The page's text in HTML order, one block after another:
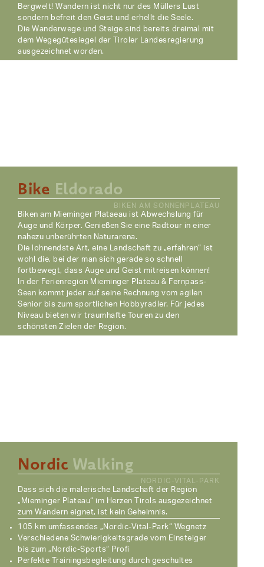
Bergwelt! Wandern ist nicht nur des Müllers Lust
sondern befreit den Geist und erhellt die Seele.
Die Wanderwege und Steige sind bereits dreimal mit
dem Wegegütesiegel der Tiroler Landesregierung
ausgezeichnet worden.
Bike Eldorado
BIKEN AM SONNENPLATEAU
Biken am Mieminger Plataeau ist Abwechslung für
Auge und Körper. Genießen Sie eine Radtour in einer
nahezu unberührten Naturarena.
Die lohnendste Art, eine Landschaft zu „erfahren“ ist
wohl die, bei der man sich gerade so schnell
fortbewegt, dass Auge und Geist mitreisen können!
In der Ferienregion Mieminger Plateau & Fernpass-
Seen kommt jeder auf seine Rechnung vom agilen
Senior bis zum sportlichen Hobbyradler. Für jedes
Niveau bieten wir traumhafte Touren zu den
schönsten Zielen der Region.
Nordic Walking
NORDIC-VITAL-PARK
Dass sich die malerische Landschaft der Region
„Mieminger Plateau“ im Herzen Tirols ausgezeichnet
zum Wandern eignet, ist kein Geheimnis.
105 km umfassendes „Nordic-Vital-Park“ Wegnetz
Verschiedene Schwierigkeitsgrade vom Einsteiger
bis zum „Nordic-Sports“ Profi
Perfekte Trainingsbegleitung durch geschultes